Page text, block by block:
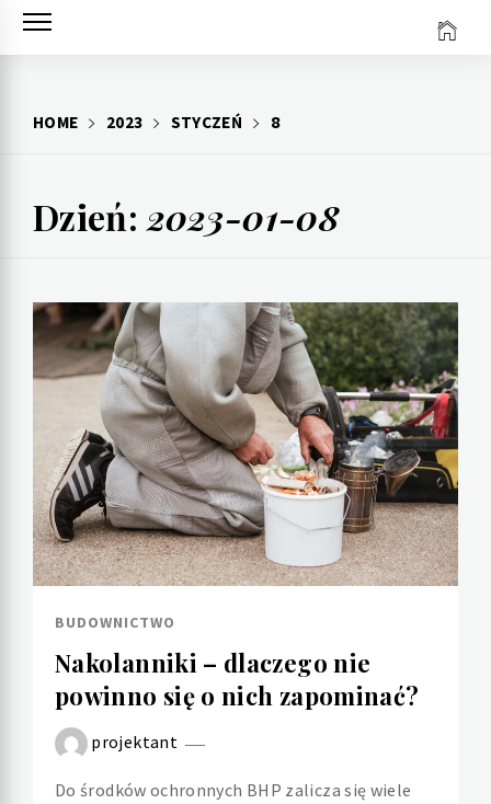
Skip
HOME 2023 STYCZEŃ 8
Dzień: 2023-01-08
BUDOWNICTWO
Nakolanniki – dlaczego nie
powinno się o nich zapominać?
projektant
Do środków ochronnych BHP zalicza się wiele